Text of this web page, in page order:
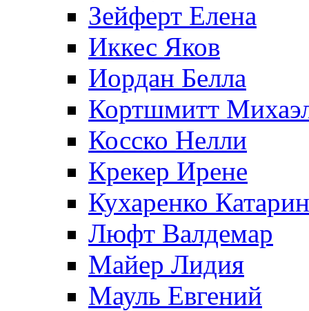
Зейферт Елена
Иккес Яков
Иордан Белла
Кортшмитт
Косско Нелли
Крекер Ирене
Кухаренко
Люфт Валдемaр
Майер Лидия
Мауль Евгений